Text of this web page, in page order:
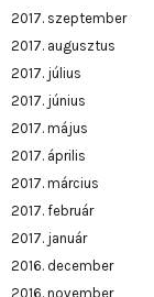
2017. szeptember
2017. augusztus
2017. július
2017. június
2017. május
2017. április
2017. március
2017. február
2017. január
2016. december
2016. november